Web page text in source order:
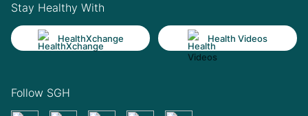
Stay Healthy With
HealthXchange Health Videos
Follow SGH